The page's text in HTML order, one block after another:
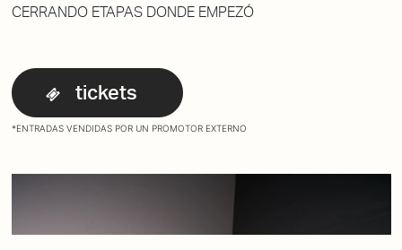
CERRANDO ETAPAS DONDE EMPEZÓ
tickets
*ENTRADAS VENDIDAS POR UN PROMOTOR EXTERNO